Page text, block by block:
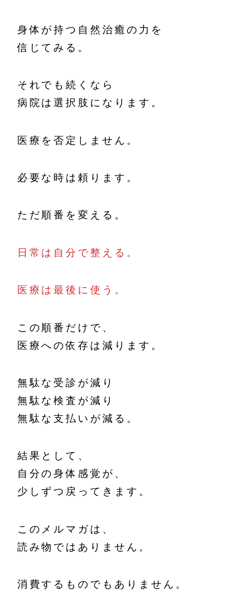
身体が持つ自然治癒の力を
信じてみる。
それでも続くなら
病院は選択肢になります。
医療を否定しません。
必要な時は頼ります。
ただ順番を変える。
日常は自分で整える。
医療は最後に使う。
この順番だけで、
医療への依存は減ります。
無駄な受診が減り
無駄な検査が減り
無駄な支払いが減る。
結果として、
自分の身体感覚が、
少しずつ戻ってきます。
このメルマガは、
読み物ではありません。
消費するものでもありません。